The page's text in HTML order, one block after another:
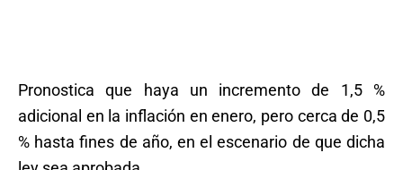
Pronostica que haya un incremento de 1,5 %
adicional en la inflación en enero, pero cerca de 0,5
% hasta fines de año, en el escenario de que dicha